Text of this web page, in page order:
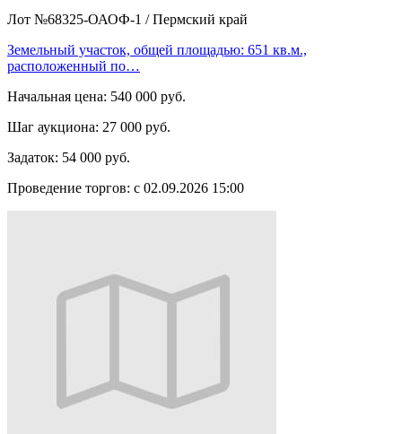
Лот №68325-ОАОФ-1 / Пермский край
Земельный участок, общей площадью: 651 кв.м.,
расположенный по…
Начальная цена: 540 000 руб.
Шаг аукциона: 27 000 руб.
Задаток: 54 000 руб.
Проведение торгов: с 02.09.2026 15:00